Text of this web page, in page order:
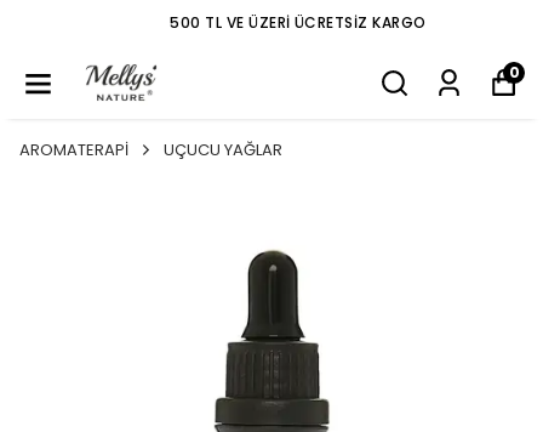
500 TL VE ÜZERI ÜCRETSIZ KARGO
0
AROMATERAPİ UÇUCU YAĞLAR